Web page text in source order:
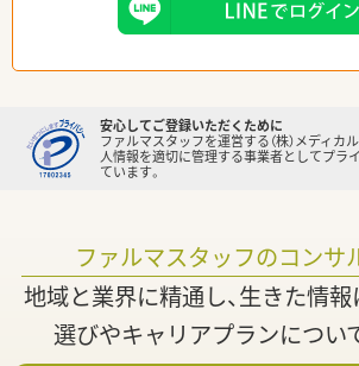
安心してご登録いただくために
ファルマスタッフを運営する（株）メディカ
人情報を適切に管理する事業者としてプラ
ています。
ファルマスタッフのコンサ
地域と業界に精通し、生きた情
選びやキャリアプランについ